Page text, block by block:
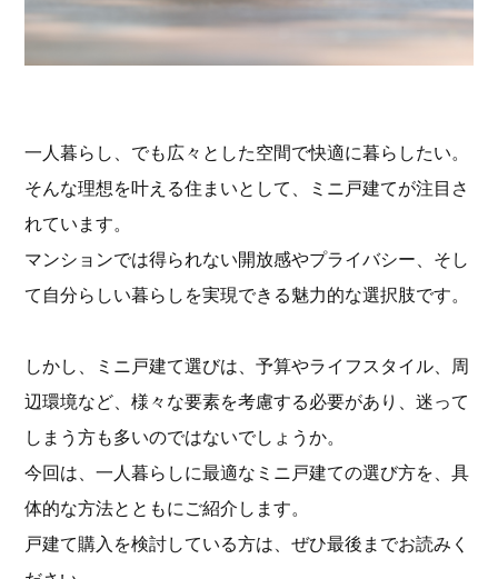
一人暮らし、でも広々とした空間で快適に暮らしたい。
そんな理想を叶える住まいとして、ミニ戸建てが注目さ
れています。
マンションでは得られない開放感やプライバシー、そし
て自分らしい暮らしを実現できる魅力的な選択肢です。
しかし、ミニ戸建て選びは、予算やライフスタイル、周
辺環境など、様々な要素を考慮する必要があり、迷って
しまう方も多いのではないでしょうか。
今回は、一人暮らしに最適なミニ戸建ての選び方を、具
体的な方法とともにご紹介します。
戸建て購入を検討している方は、ぜひ最後までお読みく